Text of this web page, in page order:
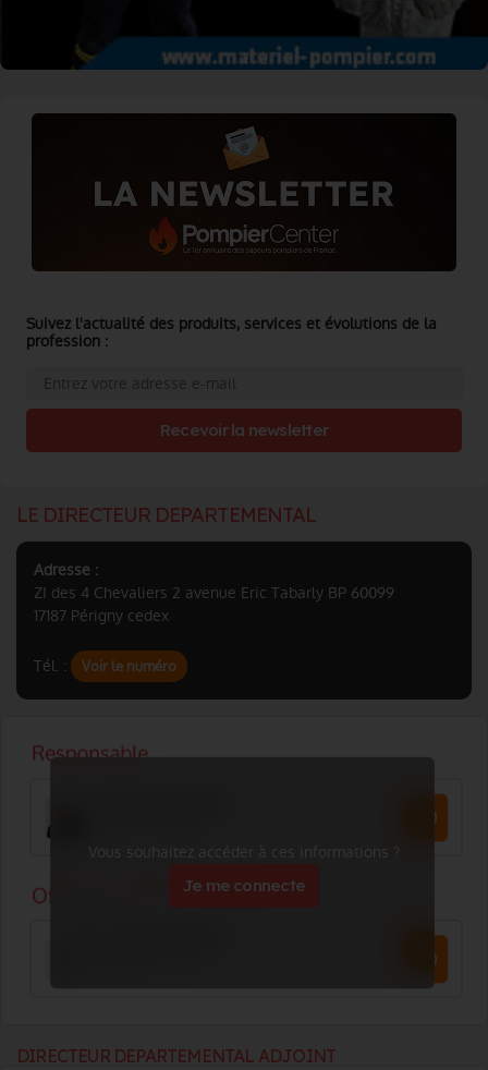
LE DIRECTEUR DEPARTEMENTAL
Adresse :
ZI des 4 Chevaliers 2 avenue Eric Tabarly BP 60099
17187 Périgny cedex
Tél. : Voir le numéro
Vous souhaitez accéder à ces informations ?
Je me connecte
DIRECTEUR DEPARTEMENTAL ADJOINT
Suivez l'actualité des produits, services et évolutions de la
profession :
Recevoir la newsletter